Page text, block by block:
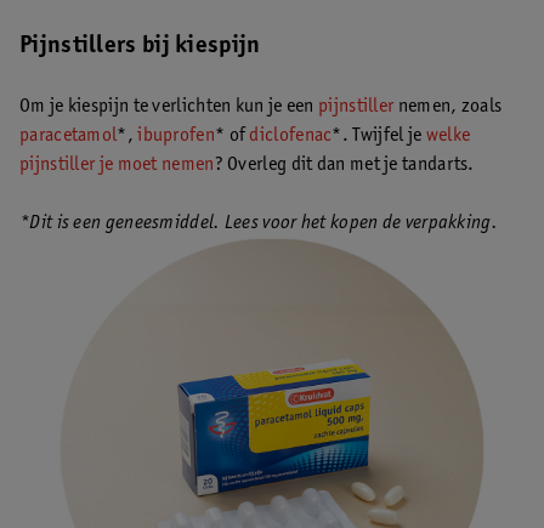
Pijnstillers bij kiespijn
Om je kiespijn te verlichten kun je een pijnstiller nemen, zoals
paracetamol*,ibuprofen* of diclofenac*. Twijfel je welke
pijnstiller je moet nemen? Overleg dit dan met je tandarts.
*Dit is een geneesmiddel. Lees voor het kopen de verpakking.